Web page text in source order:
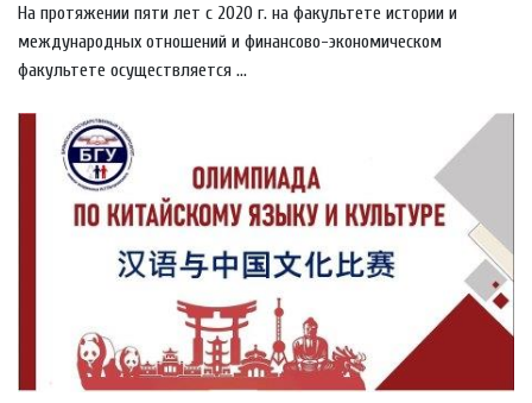
На протяжении пяти лет с 2020 г. на факультете истории и
международных отношений и финансово-экономическом
факультете осуществляется ...